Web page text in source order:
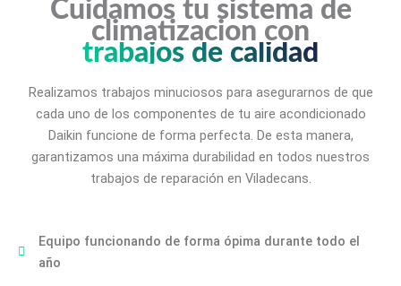
Cuidamos tu sistema de
climatizacion con
trabajos de calidad
Realizamos trabajos minuciosos para asegurarnos de que
cada uno de los componentes de tu aire acondicionado
Daikin funcione de forma perfecta. De esta manera,
garantizamos una máxima durabilidad en todos nuestros
trabajos de reparación en Viladecans.
Equipo funcionando de forma ópima durante todo el
año